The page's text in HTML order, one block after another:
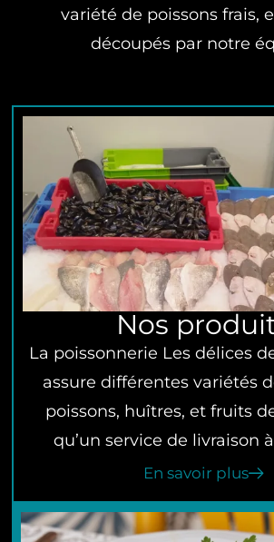
variété de poissons frais,
découpés par notre
Nos
La poissonnerie Les délices
assure différentes variétés
poissons, huîtres, et fruits
qu’un service de livraison
En savoir plus